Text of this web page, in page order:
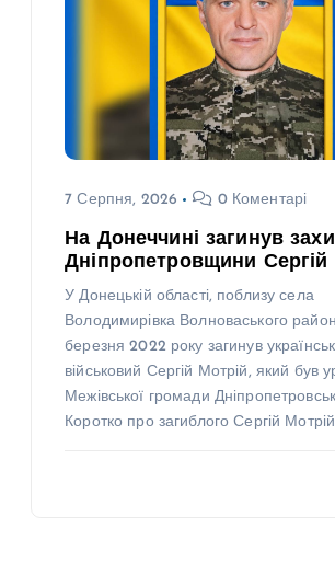
7 Серпня, 2026 0 Коментарі
На Донеччині загинув
Дніпропетровщини Сергій
У Донецькій області, поблизу села
Володимирівка Волноваського
березня 2022 року загинув
військовий Сергій Мотрій, який був
Межівської громади
Коротко про загиблого Сергій